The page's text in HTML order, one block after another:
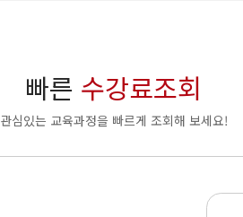
빠른 수강료조회
관심있는 교육과정을 빠르게 조회해 보세요!